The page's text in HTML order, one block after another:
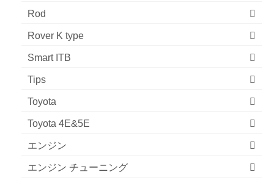
Rod
Rover K type
Smart ITB
Tips
Toyota
Toyota 4E&5E
エンジン
エンジン チューニング